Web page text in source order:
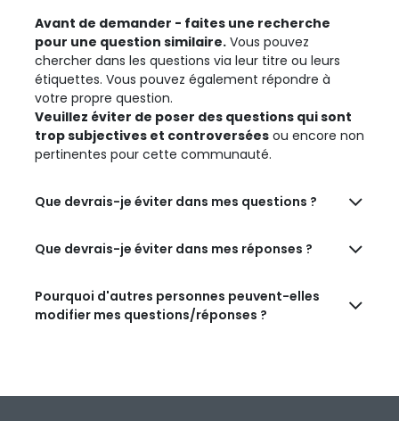
Avant de demander - faites une recherche
pour une question similaire. Vous pouvez
chercher dans les questions via leur titre ou leurs
étiquettes. Vous pouvez également répondre à
votre propre question.
Veuillez éviter de poser des questions qui sont
trop subjectives et controversées ou encore non
pertinentes pour cette communauté.
Que devrais-je éviter dans mes questions ?
Que devrais-je éviter dans mes réponses ?
Pourquoi d'autres personnes peuvent-elles
modifier mes questions/réponses ?